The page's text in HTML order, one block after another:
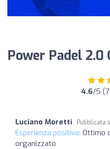
Power Padel 2.0
4.6/5 (7
Luciano Moretti Pubblicata
Esperienza positiva: Ottimo
organizzato